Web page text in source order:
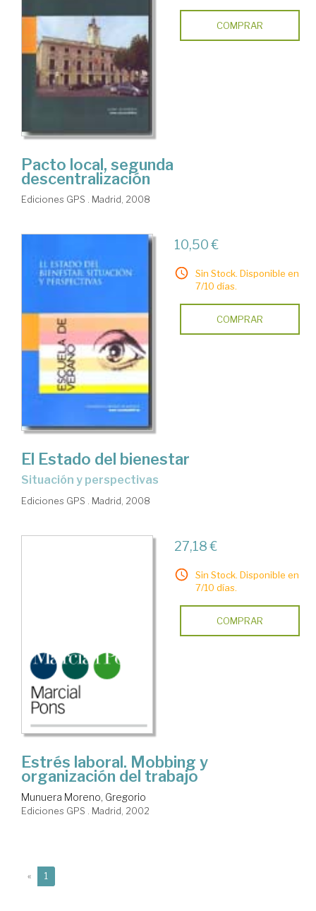
COMPRAR
Pacto local, segunda
descentralización
Ediciones GPS . Madrid, 2008
10,50 €
Sin Stock. Disponible en
7/10 días.
COMPRAR
El Estado del bienestar
situación y perspectivas
Ediciones GPS . Madrid, 2008
27,18 €
Sin Stock. Disponible en
7/10 días.
COMPRAR
Estrés laboral. Mobbing y
organización del trabajo
Munuera Moreno, Gregorio
Ediciones GPS . Madrid, 2002
« 1